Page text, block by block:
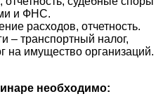
и ФНС.
расходов, отчетность.
– транспортный налог,
на имущество организаций.
необходимо: